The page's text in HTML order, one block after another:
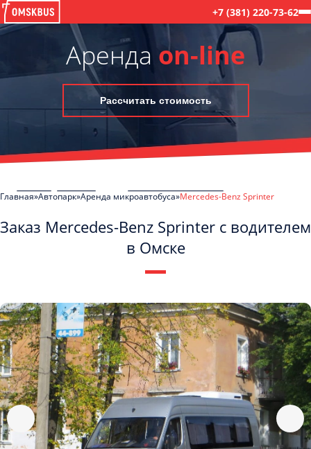
+7 (381) 220-73-62
Аренда on-line
Рассчитать стоимость
Главная Автопарк Аренда микроавтобуса Mercedes-Benz Sprinter
Заказ Mercedes-Benz Sprinter с водителем
в Омске
ознакомлен(а), даю согласие на